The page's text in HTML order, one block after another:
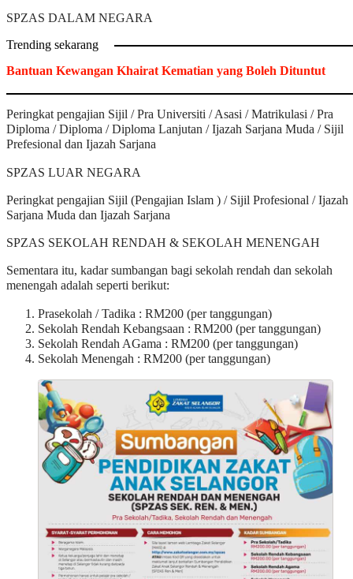
SPZAS DALAM NEGARA
Trending sekarang
Bantuan Kewangan Khairat Kematian yang Boleh Dituntut
Peringkat pengajian Sijil / Pra Universiti / Asasi / Matrikulasi / Pra
Diploma / Diploma / Diploma Lanjutan / Ijazah Sarjana Muda / Sijil
Prefesional dan Ijazah Sarjana
SPZAS LUAR NEGARA
Peringkat pengajian Sijil (Pengajian Islam ) / Sijil Profesional / Ijazah
Sarjana Muda dan Ijazah Sarjana
SPZAS SEKOLAH RENDAH & SEKOLAH MENENGAH
Sementara itu, kadar sumbangan bagi sekolah rendah dan sekolah
menengah adalah seperti berikut:
Prasekolah / Tadika : RM200 (per tanggungan)
Sekolah Rendah Kebangsaan : RM200 (per tanggungan)
Sekolah Rendah AGama : RM200 (per tanggungan)
Sekolah Menengah : RM200 (per tanggungan)